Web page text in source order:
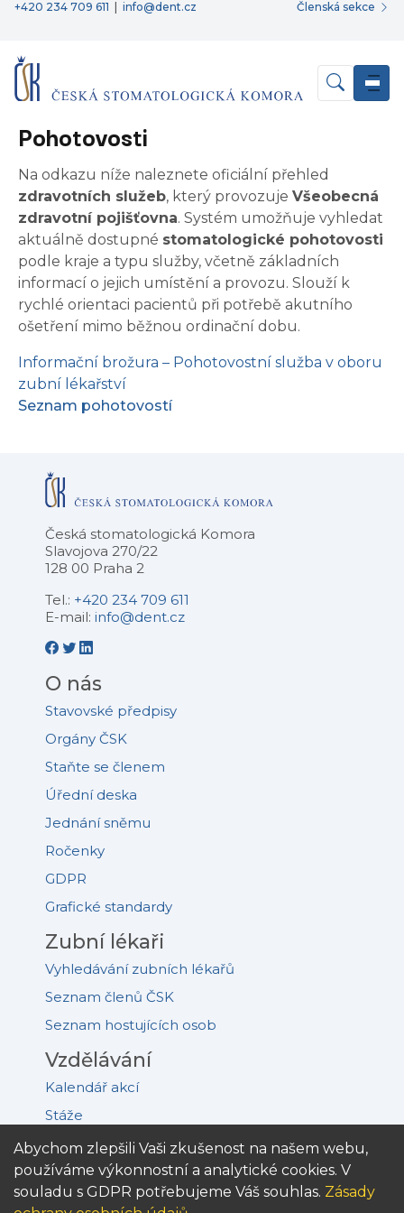
Abychom zlepšili Vaši zkušenost na našem webu,
používáme výkonnostní a analytické cookies. V
souladu s GDPR potřebujeme Váš souhlas. Zásady
+420 234 709 611 info@dent.cz Členská sekce
Pohotovosti
Na odkazu níže naleznete oficiální přehled
zdravotních služeb, který provozuje Všeobecná
zdravotní pojišťovna. Systém umožňuje vyhledat
aktuálně dostupné stomatologické pohotovosti
podle kraje a typu služby, včetně základních
informací o jejich umístění a provozu. Slouží k
rychlé orientaci pacientů při potřebě akutního
ošetření mimo běžnou ordinační dobu.
Informační brožura – Pohotovostní služba v oboru
zubní lékařství
Seznam pohotovostí
Česká stomatologická Komora
Slavojova 270/22
128 00 Praha 2
Tel.: +420 234 709 611
E-mail: info@dent.cz
O nás
Stavovské předpisy
Orgány ČSK
Staňte se členem
Úřední deska
Jednání sněmu
Ročenky
GDPR
Grafické standardy
Zubní lékaři
Vyhledávání zubních lékařů
Seznam členů ČSK
Seznam hostujících osob
Vzdělávání
Kalendář akcí
Stáže
Akreditovaná pracoviště
Kongres PDD
Knihy